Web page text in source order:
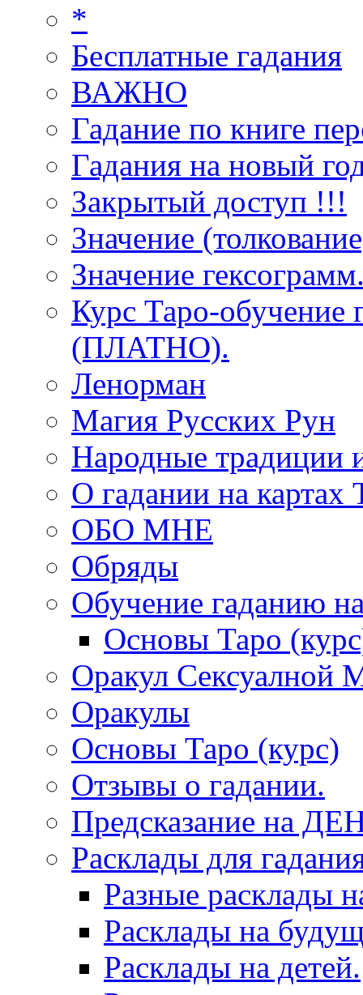
*
Бесплатные гадания
ВАЖНО
Гадание по книге
Гадания на новый
Закрытый доступ !!!
Значение
Значение
Курс Таро-обучение
(ПЛАТНО).
Ленорман
Магия Русских Рун
Народные традиции
О гадании на картах
ОБО МНЕ
Обряды
Обучение гаданию
Основы Таро
Оракул Сексуалной
Оракулы
Основы Таро (курс)
Отзывы о гадании.
Предсказание на
Расклады для
Разные расклады
Расклады на
Расклады на детей.